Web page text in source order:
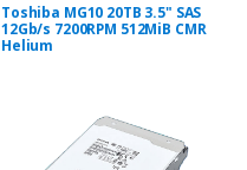
Toshiba MG10 20TB 3.5" SAS
12Gb/s 7200RPM 512MiB CMR
Helium